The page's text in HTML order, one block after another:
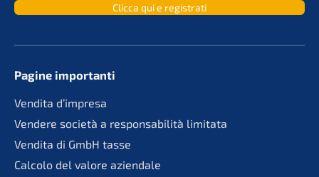
Clicca qui e registrati
Pagine importan­ti
Vendita d’impre­sa
Vende­re socie­tà a responsa­bi­li­tà limitata
Vendita di GmbH tasse
Calco­lo del valore aziendale